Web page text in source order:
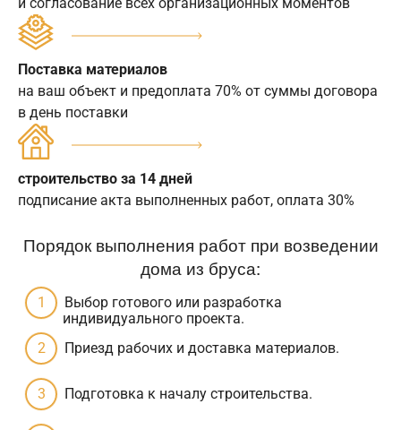
Поставка материалов
на ваш объект и предоплата 70% от суммы договора
в день поставки
строительство за 14 дней
подписание акта выполненных работ, оплата 30%
Порядок выполнения работ при возведении
дома из бруса:
Выбор готового или разработка
индивидуального проекта.
Приезд рабочих и доставка материалов.
Подготовка к началу строительства.